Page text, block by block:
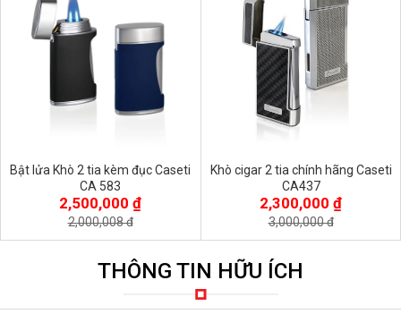
Bật lửa Khò 2 tia kèm đục Caseti
CA 583
2,500,000 ₫
2,000,008 đ
Khò cigar 2 tia chính hãng Caseti
CA437
2,300,000 ₫
3,000,000 đ
THÔNG TIN HỮU ÍCH